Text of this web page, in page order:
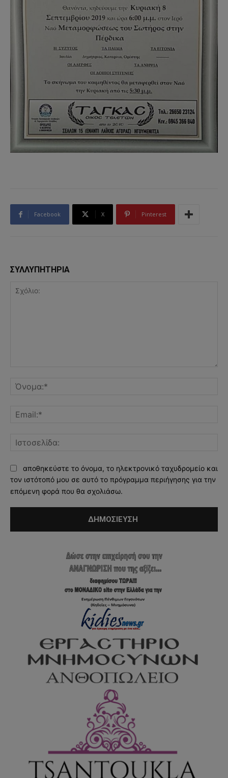
Facebook X Pinterest
ΣΥΛΛΥΠΗΤΗΡΙΑ
αποθηκεύστε το όνομα, το ηλεκτρονικό ταχυδρομείο και
τον ιστότοπό μου σε αυτό το πρόγραμμα περιήγησης για την
επόμενη φορά που θα σχολιάσω.